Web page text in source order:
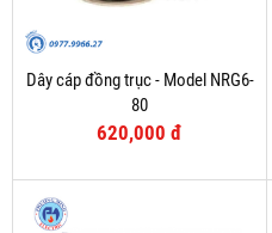
Dây cáp đồng trục - Model NRG6-
80
620,000 đ